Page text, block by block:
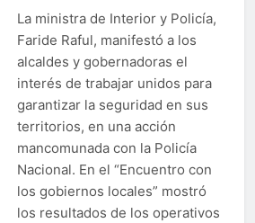
La ministra de Interior y Policía,
Faride Raful, manifestó a los
alcaldes y gobernadoras el
interés de trabajar unidos para
garantizar la seguridad en sus
territorios, en una acción
mancomunada con la Policía
Nacional. En el “Encuentro con
los gobiernos locales” mostró
los resultados de los operativos